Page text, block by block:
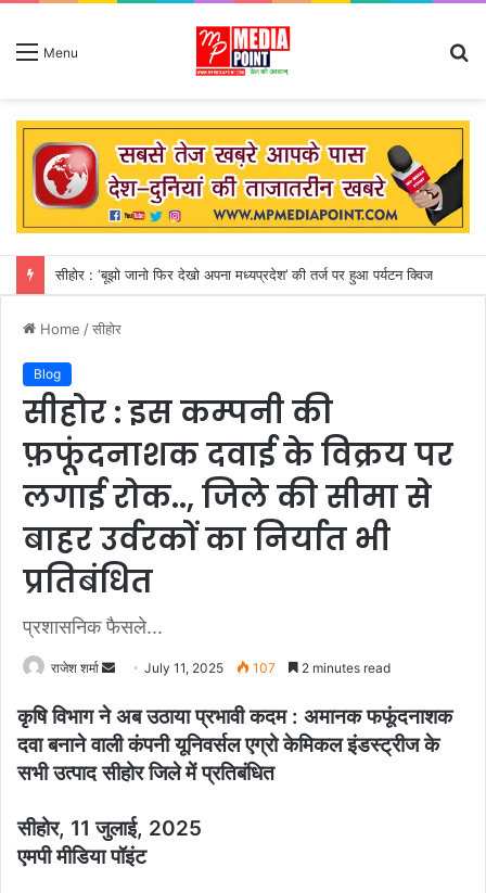
Menu
देश के कई हिस्सों बारिश के कारण तबाही का दौर
Home /सीहोर
Blog
सीहोर : इस कम्पनी की
फ़फूंदनाशक दवाई के विक्रय पर
लगाई रोक.., जिले की सीमा से
बाहर उर्वरकों का निर्यात भी
प्रतिबंधित
प्रशासनिक फैसले...
राजेश शर्मा
n
d
a
e
m
July 11, 2025 107 2 minutes read
कृषि विभाग ने अब उठाया प्रभावी कदम : अमानक फफूंदनाशक
दवा बनाने वाली कंपनी यूनिवर्सल एग्रो केमिकल इंडस्ट्रीज के
सभी उत्पाद सीहोर जिले में प्रतिबंधित
सीहोर, 11 जुलाई, 2025
एमपी मीडिया पॉइंट